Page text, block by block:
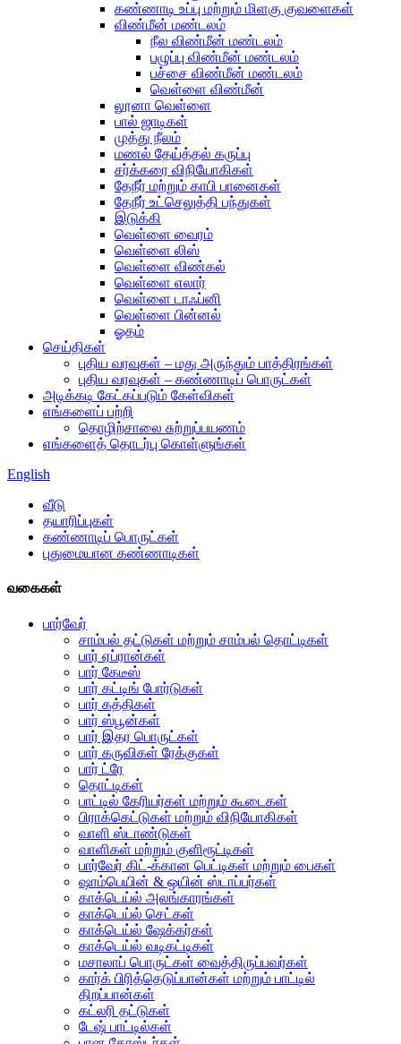
கண்ணாடி உப்பு மற்றும் மிளகு குவளைகள்
விண்மீன் மண்டலம்
நீல விண்மீன் மண்டலம்
பழுப்பு விண்மீன் மண்டலம்
பச்சை விண்மீன் மண்டலம்
வெள்ளை விண்மீன்
லூனா வெள்ளை
பால் ஜாடிகள்
முத்து நீலம்
மணல் தேய்த்தல் கருப்பு
சர்க்கரை விநியோகிகள்
தேநீர் மற்றும் காபி பானைகள்
தேநீர் உட்செலுத்தி பந்துகள்
இடுக்கி
வெள்ளை வைரம்
வெள்ளை லிஸ்
வெள்ளை விண்கல்
வெள்ளை எலார்
வெள்ளை டாஃப்னி
வெள்ளை பின்னல்
ஓதம்
செய்திகள்
புதிய வரவுகள் – மது அருந்தும் பாத்திரங்கள்
புதிய வரவுகள் – கண்ணாடிப் பொருட்கள்
அடிக்கடி கேட்கப்படும் கேள்விகள்
எங்களைப் பற்றி
தொழிற்சாலை சுற்றுப்பயணம்
எங்களைத் தொடர்பு கொள்ளுங்கள்
English
வீடு
தயாரிப்புகள்
கண்ணாடிப் பொருட்கள்
புதுமையான கண்ணாடிகள்
வகைகள்
பார்வேர்
சாம்பல் தட்டுகள் மற்றும் சாம்பல் தொட்டிகள்
பார் ஏப்ரான்கள்
பார் கேடீஸ்
பார் கட்டிங் போர்டுகள்
பார் கத்திகள்
பார் ஸ்பூன்கள்
பார் இதர பொருட்கள்
பார் கருவிகள் ரேக்குகள்
பார் ட்ரே
தொட்டிகள்
பாட்டில் கேரியர்கள் மற்றும் கூடைகள்
பிராக்கெட்டுகள் மற்றும் விநியோகிகள்
வாளி ஸ்டாண்டுகள்
வாளிகள் மற்றும் குளிரூட்டிகள்
பார்வேர் கிட்-க்கான பெட்டிகள் மற்றும் பைகள்
ஷாம்பெயின் & ஒயின் ஸ்டாப்பர்கள்
காக்டெய்ல் அலங்காரங்கள்
காக்டெய்ல் செட்கள்
காக்டெய்ல் ஷேக்கர்கள்
காக்டெய்ல் வடிகட்டிகள்
மசாலாப் பொருட்கள் வைத்திருப்பவர்கள்
கார்க் பிரித்தெடுப்பான்கள் மற்றும் பாட்டில்
திறப்பான்கள்
கட்லரி தட்டுகள்
டேஷ் பாட்டில்கள்